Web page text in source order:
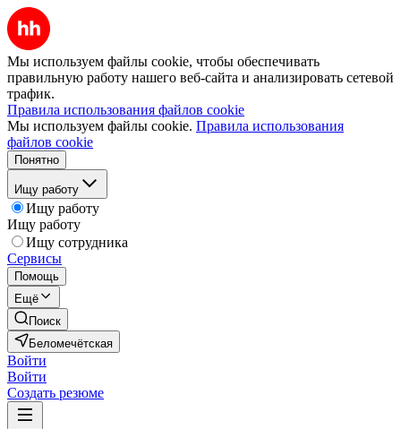
Мы используем файлы cookie, чтобы обеспечивать
правильную работу нашего веб-сайта и анализировать сетевой
трафик.
Правила использования файлов cookie
Мы используем файлы cookie. Правила использования
файлов cookie
Понятно
Ищу работу
Ищу работу
Ищу работу
Ищу сотрудника
Сервисы
Помощь
Ещё
Поиск
Беломечётская
Войти
Войти
Создать резюме